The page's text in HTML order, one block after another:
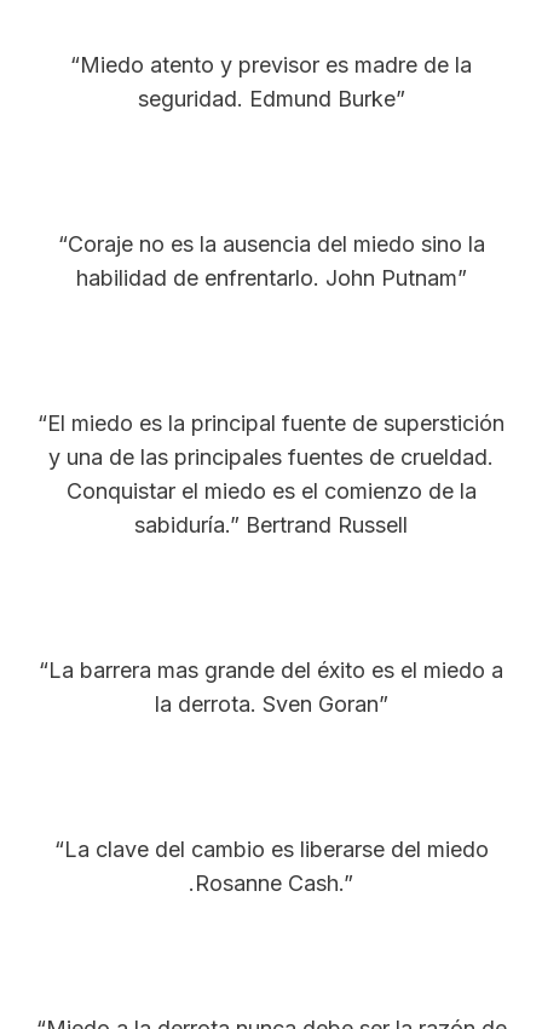
“Miedo atento y previsor es madre de la
seguridad. Edmund Burke”
“Coraje no es la ausencia del miedo sino la
habilidad de enfrentarlo. John Putnam”
“El miedo es la principal fuente de superstición
y una de las principales fuentes de crueldad.
Conquistar el miedo es el comienzo de la
sabiduría.” Bertrand Russell
“La barrera mas grande del éxito es el miedo a
la derrota. Sven Goran”
“La clave del cambio es liberarse del miedo
.Rosanne Cash.”